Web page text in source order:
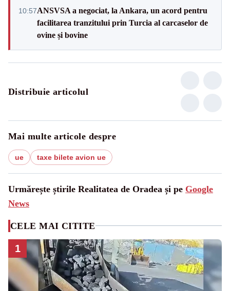
10:57ANSVSA a negociat, la Ankara, un acord pentru
facilitarea tranzitului prin Turcia al carcaselor de
ovine și bovine
Distribuie articolul
Mai multe articole despre
ue taxe bilete avion ue
Urmărește știrile Realitatea de Oradea și pe Google
News
CELE MAI CITITE
1